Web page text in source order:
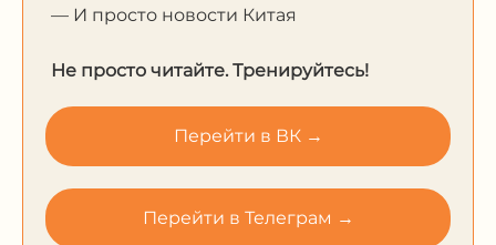
— И просто новости Китая
Не просто читайте. Тренируйтесь!
Перейти в ВК →
Перейти в Телеграм →